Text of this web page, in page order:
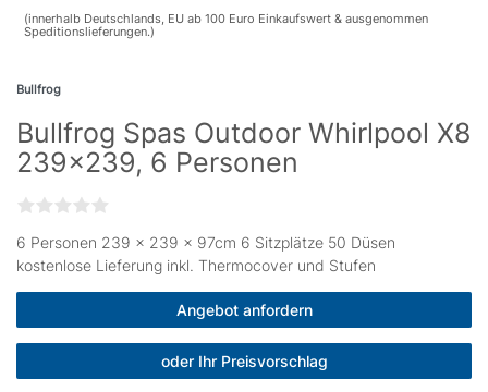
(innerhalb Deutschlands, EU ab 100 Euro Einkaufswert & ausgenommen
Speditionslieferungen.)
Bullfrog
Bullfrog Spas Outdoor Whirlpool X8
239x239, 6 Personen
6 Personen 239 × 239 x 97cm 6 Sitzplätze 50 Düsen
kostenlose Lieferung inkl. Thermocover und Stufen
Angebot anfordern
oder Ihr Preisvorschlag